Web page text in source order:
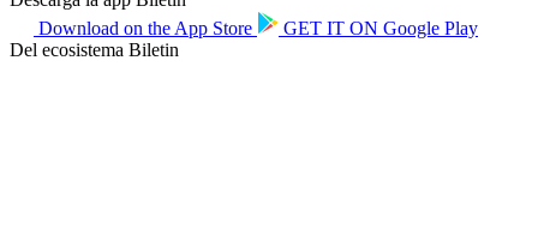
Download on the App Store GET IT ON Google Play
Del ecosistema Biletin